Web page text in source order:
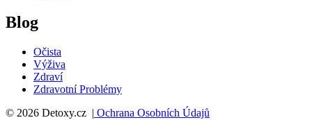
Blog
Očista
Výživa
Zdraví
Zdravotní Problémy
© 2026 Detoxy.cz | Ochrana Osobních Údajů